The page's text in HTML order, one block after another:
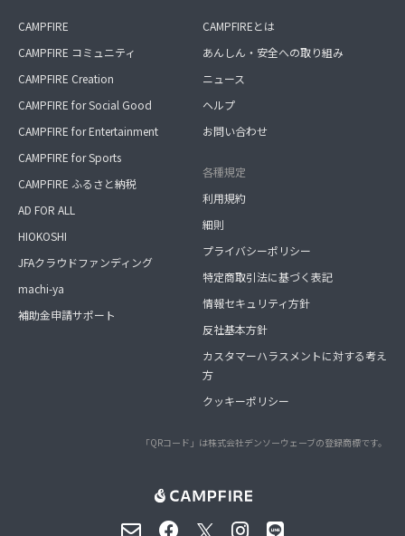
CAMPFIRE
CAMPFIRE コミュニティ
CAMPFIRE Creation
CAMPFIRE for Social Good
CAMPFIRE for Entertainment
CAMPFIRE for Sports
CAMPFIRE ふるさと納税
AD FOR ALL
HIOKOSHI
JFAクラウドファンディング
machi-ya
補助金申請サポート
CAMPFIREとは
あんしん・安全への取り組み
ニュース
ヘルプ
お問い合わせ
各種規定
利用規約
細則
プライバシーポリシー
特定商取引法に基づく表記
情報セキュリティ方針
反社基本方針
カスタマーハラスメントに対する考え
方
クッキーポリシー
「QRコード」は株式会社デンソーウェーブの登録商標です。